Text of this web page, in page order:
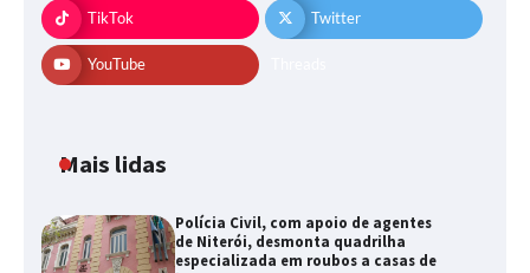
TikTok Twitter
YouTube
Mais lidas
Polícia Civil, com apoio de agentes
de Niterói, desmonta quadrilha
especializada em roubos a casas de